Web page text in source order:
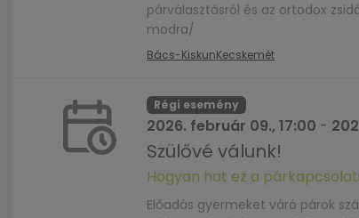
párválasztásról és az ortodox
modra/
Bács-KiskunKecskemét
Régi esemény
2026. február 09., 17:00 -
Szülővé válunk!
Hogyan hat ez a
Előadás gyermeket váró párok